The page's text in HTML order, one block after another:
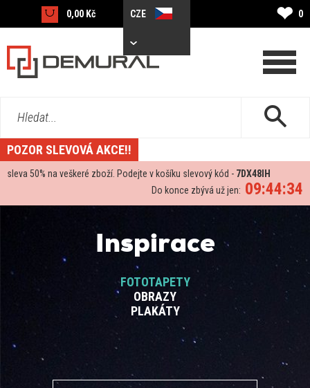
0,00 Kč CZE ❤ 0
Hledat...
POZOR SLEVOVÁ AKCE!!
sleva 50% na veškeré zboží. Podejte v košíku slevový kód - 7DX48IH
09:44:34
Do konce zbývá už jen:
Inspirace
FOTOTAPETY
OBRAZY
PLAKÁTY